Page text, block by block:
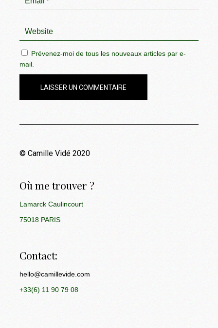
Prévenez-moi de tous les nouveaux articles par e-
mail.
LAISSER UN COMMENTAIRE
© Camille Vidé 2020
Où me trouver ?
Lamarck Caulincourt
75018 PARIS
Contact:
hello@camillevide.com
+33(6) 11 90 79 08